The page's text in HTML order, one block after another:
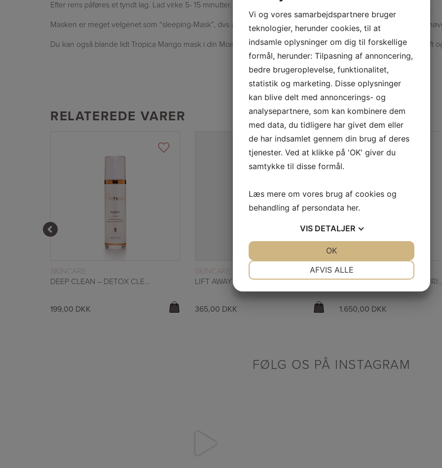
Efter rens påføres et tyndt lag. Lad virke 5- 15 minutter. Fjern blidt. Kan anvendes dagligt.
Masken er meget velgenet som “sleeping-Mask”, dvs at den med fordel kan efterlades på huden hele natten.
Du kan også blande lidt Tropica Mango mask i din Moisturizer, hvis du synes at du har behov for lidt ekstra fedtstoft
RELATEREDE VARER
SKINCARE
DEEP CLEAN – DETOX CLEANSER 50ML
199,00 DKK
SKINCARE
LIFT AWAY – CLEANSING BALM
365,00 DKK
SKINCARE
QUENCH – ( 200ML )
1.650,00 DKK
FØLG OS PÅ INSTAGRAM
Vi og vores samarbejdspartnere bruger
teknologier, herunder cookies, til at
indsamle oplysninger om dig til forskellige
formål, herunder: Tilpasning af annoncering,
bedre brugeroplevelse, funktionalitet,
statistik og marketing. Disse oplysninger
kan blive delt med annoncerings- og
analysepartnere, som kan kombinere dem
med data, du tidligere har givet dem eller
de har indsamlet gennem din brug af deres
tjenester. Ved at klikke på 'OK' giver du
samtykke til disse formål.
Læs mere om vores brug af cookies og
behandling af persondata her.
VIS DETALJER
AFVIS ALLE
OK